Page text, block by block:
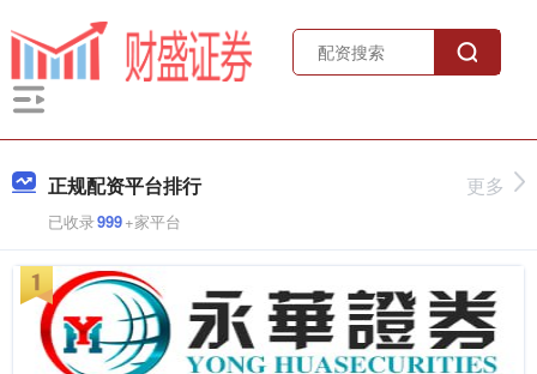
正规配资平台排行
已收录999+家平台
更多